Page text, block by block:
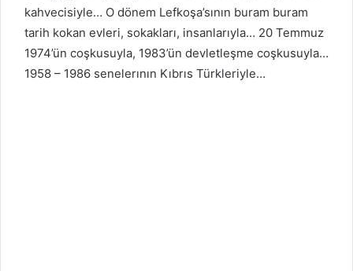
kahvecisiyle… O dönem Lefkoşa’sının buram buram
tarih kokan evleri, sokakları, insanlarıyla… 20 Temmuz
1974’ün coşkusuyla, 1983’ün devletleşme coşkusuyla…
1958 – 1986 senelerının Kıbrıs Türkleriyle…